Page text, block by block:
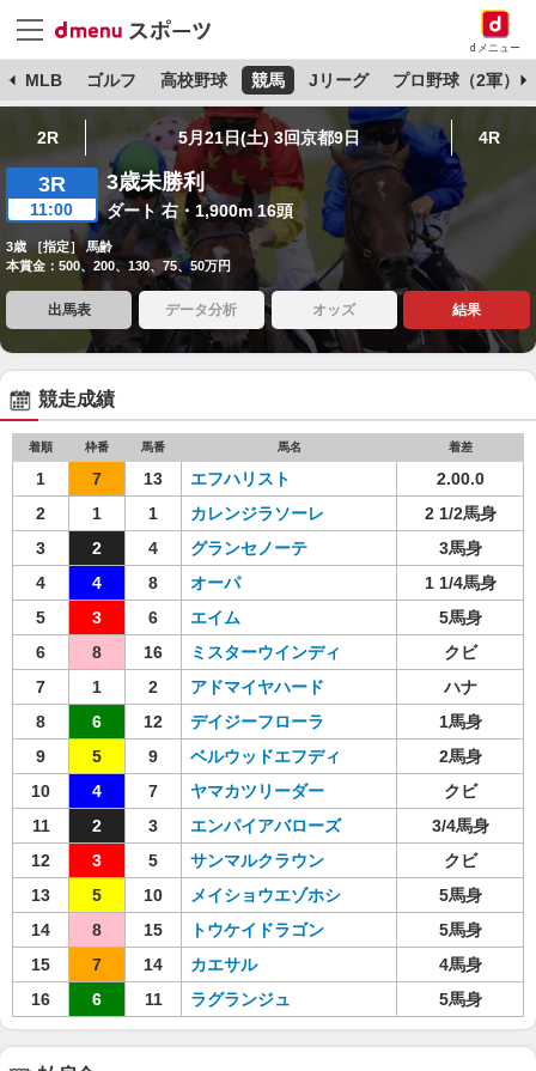
dメニュー
MLB ゴルフ 高校野球 競馬 Jリーグ プロ野球（2軍）
2R 5月21日(土) 3回京都9日 4R
3R
11:00
3歳未勝利
ダート 右・1,900m 16頭
3歳 ［指定］ 馬齢
本賞金：500、200、130、75、50万円
出馬表 データ分析 オッズ 結果
競走成績
着順 枠番 馬番 馬名 着差
1 7 13 エフハリスト
2.00.0
2
1 1 カレンジラソーレ
2 1/2馬身
3
2 4 グランセノーテ
3馬身
4
4 8 オーパ
1 1/4馬身
5
3 6 エイム
5馬身
6
8 16 ミスターウインディ
クビ
7
1 2 アドマイヤハード
ハナ
8
6 12 デイジーフローラ
1馬身
9
5 9 ベルウッドエフディ
2馬身
10
4 7 ヤマカツリーダー
クビ
11
2 3 エンパイアバローズ
3/4馬身
12
3 5 サンマルクラウン
クビ
13
5 10 メイショウエゾホシ
5馬身
14
8 15 トウケイドラゴン
5馬身
15
7 14 カエサル
4馬身
16
6 11 ラグランジュ 5馬身